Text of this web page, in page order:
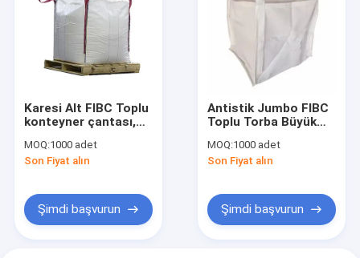
Karesi Alt FIBC Toplu
konteyner çantası,
Jumbo Paket Çantası
MOQ:1000 adet
Son Fiyat alın
Şimdi başvurun
Antistik Jumbo FIBC
Toplu Torba Büyük
1000kg 750kg 500kg
MOQ:1000 adet
Son Fiyat alın
Şimdi başvurun